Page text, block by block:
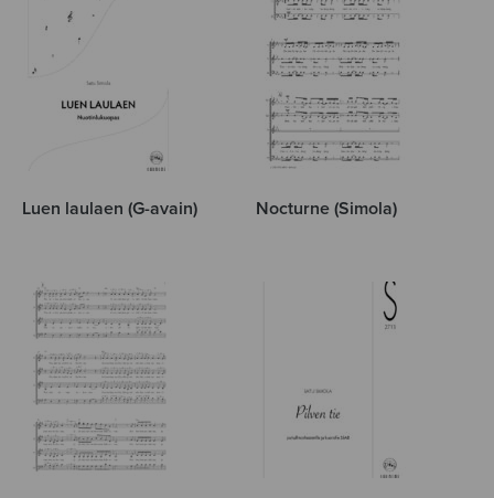
Luen laulaen (G-avain) Nocturne (Simola)